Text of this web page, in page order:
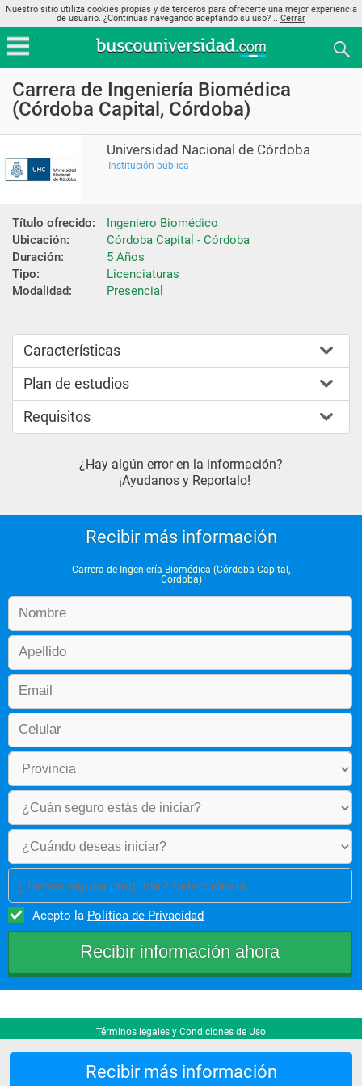
Nuestro sitio utiliza cookies propias y de terceros para ofrecerte una mejor experiencia
de usuario. ¿Continuas navegando aceptando su uso? .. Cerrar
Carrera de Ingeniería Biomédica
(Córdoba Capital, Córdoba)
Universidad Nacional de Córdoba
Institución pública
Título ofrecido:
Ingeniero Biomédico
Ubicación:
Córdoba Capital - Córdoba
Duración:
5 Años
Tipo:
Licenciaturas
Modalidad:
Presencial
Recibir más información
Características
Plan de estudios
Requisitos
¿Hay algún error en la información?
¡Ayudanos y Reportalo!
Recibir más información
Carrera de Ingeniería Biomédica (Córdoba Capital,
Córdoba)
¿Tienes alguna pregunta? Selecciónala
Acepto la Política de Privacidad
Términos legales y Condiciones de Uso